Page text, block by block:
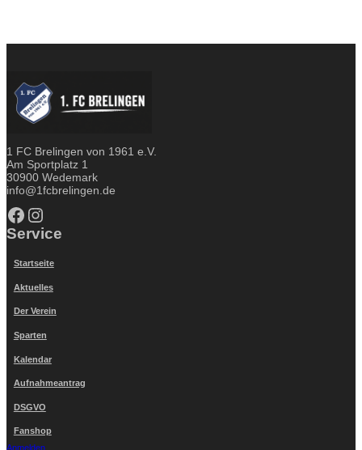
1 FC Brelingen von 1961 e.V.
Am Sportplatz 1
30900 Wedemark
info@1fcbrelingen.de
Facebook Instagram
Service
Startseite
Aktuelles
Der Verein
Sparten
Kalendar
Aufnahmeantrag
DSGVO
Fanshop
Anmelden